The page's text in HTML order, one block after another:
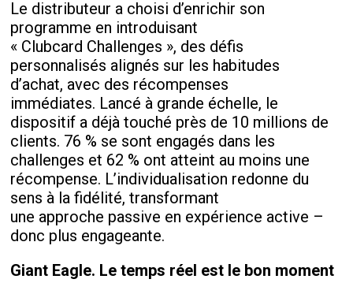
Le distributeur a choisi d’enrichir son
programme en introduisant
« Clubcard Challenges », des défis
personnalisés alignés sur les habitudes
d’achat, avec des récompenses
immédiates. Lancé à grande échelle, le
dispositif a déjà touché près de 10 millions de
clients. 76 % se sont engagés dans les
challenges et 62 % ont atteint au moins une
récompense. L’individualisation redonne du
sens à la fidélité, transformant
une approche passive en expérience active –
donc plus engageante.
Giant Eagle. Le temps réel est le bon moment